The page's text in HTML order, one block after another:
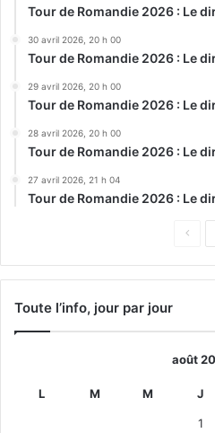
Tour de Romandie 2026 : Le
30 avril 2026, 20 h 00
Tour de Romandie 2026 : Le
29 avril 2026, 20 h 00
Tour de Romandie 2026 : Le
28 avril 2026, 20 h 00
Tour de Romandie 2026 : Le
27 avril 2026, 21 h 04
Tour de Romandie 2026 : Le
Page
Toute l’info, jour par jour
août
L M M J
1